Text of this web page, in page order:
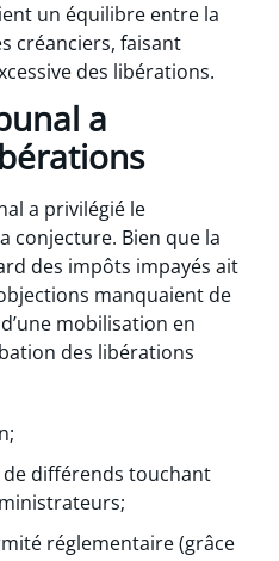
un équilibre entre la
créanciers, faisant
des libérations.
a
a privilégié le
conjecture. Bien que la
des impôts impayés ait
manquaient de
mobilisation en
des libérations
différends touchant
réglementaire (grâce